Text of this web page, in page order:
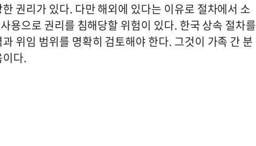
권리가 있다. 다만 해외에 있다는 이유로 절차에서 소
용으로 권리를 침해당할 위험이 있다. 한국 상속 절차를
위임 범위를 명확히 검토해야 한다. 그것이 가족 간 분
다.